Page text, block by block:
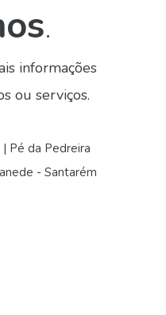
.
informações
ou serviços.
Pé da Pedreira
- Santarém